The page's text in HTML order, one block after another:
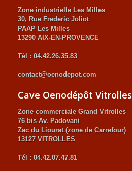
Zone industrielle Les Milles
30, Rue Frederic Joliot
PAAP Les Milles
13290 AIX-EN-PROVENCE
Tél : 04.42.26.35.83
contact@oenodepot.com
Cave Oenodépôt Vitrolles
Zone commerciale Grand Vitrolles
76 bis Av. Padovani
Zac du Liourat (zone de Carrefour)
13127 VITROLLES
Tél : 04.42.07.47.81